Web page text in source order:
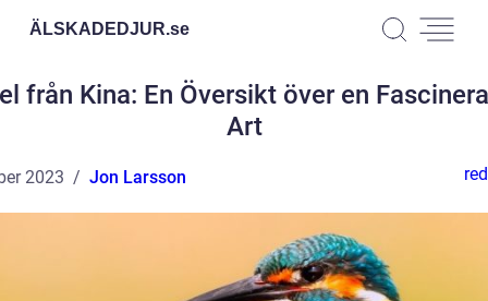
ÄLSKADEDJUR.se
från Kina: En Översikt över en
Art
2023 Jon Larsson